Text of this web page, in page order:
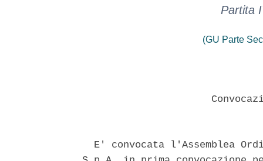
Partita
(GU Parte
E' convocata l'Assemblea